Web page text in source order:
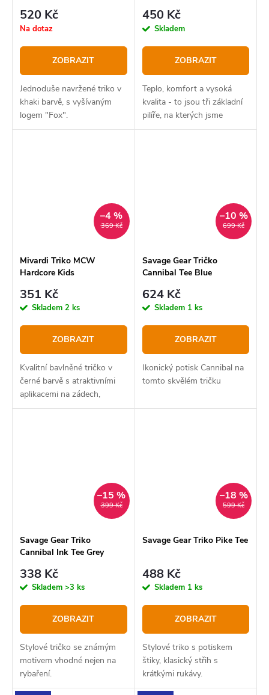
520 Kč
Na dotaz
ZOBRAZIT
Jednoduše navržené triko v
khaki barvě, s vyšívaným
logem "Fox".
450 Kč
Skladem
ZOBRAZIT
Teplo, komfort a vysoká
kvalita - to jsou tři základní
pilíře, na kterých jsme
postavili termoprádlo
369 Kč
–4 %
Mivardi Triko MCW
Hardcore Kids
351 Kč
Skladem 2 ks
ZOBRAZIT
Kvalitní bavlněné tričko v
černé barvě s atraktivními
aplikacemi na zádech,
699 Kč
–10 %
Savage Gear Tričko
Cannibal Tee Blue
624 Kč
Skladem 1 ks
ZOBRAZIT
Ikonický potisk Cannibal na
tomto skvělém tričku
399 Kč
–15 %
Savage Gear Triko
Cannibal Ink Tee Grey
338 Kč
Skladem >3 ks
ZOBRAZIT
Stylové tričko se známým
motivem vhodné nejen na
rybaření.
599 Kč
–18 %
Savage Gear Triko Pike Tee
488 Kč
Skladem 1 ks
ZOBRAZIT
Stylové triko s potiskem
štiky, klasický střih s
krátkými rukávy.